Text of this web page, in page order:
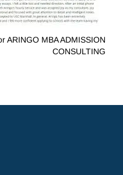
ARINGO MBA ADMISSION
CONSULTING